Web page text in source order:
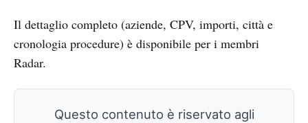
Il dettaglio completo (aziende, CPV, importi, città e
cronologia procedure) è disponibile per i membri
Radar.
Questo contenuto è riservato agli